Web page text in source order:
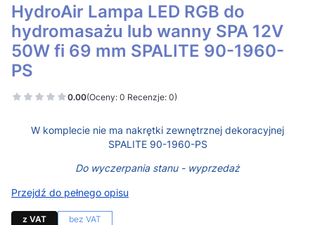
HydroAir Lampa LED RGB do
hydromasażu lub wanny SPA 12V
50W fi 69 mm SPALITE 90-1960-
PS
0.00(Oceny: 0 Recenzje: 0)
W komplecie nie ma nakrętki zewnętrznej dekoracyjnej
SPALITE 90-1960-PS
Do wyczerpania stanu - wyprzedaż
Przejdź do pełnego opisu
z VAT bez VAT